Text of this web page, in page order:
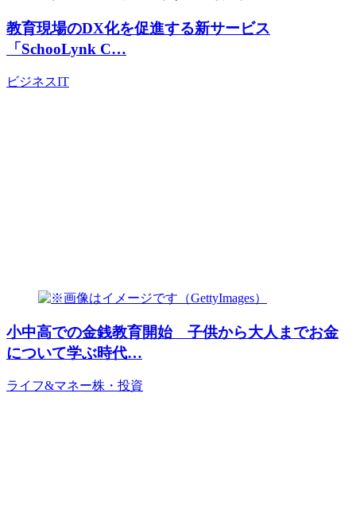
教育現場のDX化を促進する新サービス
「SchooLynk C…
ビジネスIT
小中高での金銭教育開始 子供から大人までお金
について学ぶ時代…
ライフ&マネー株・投資